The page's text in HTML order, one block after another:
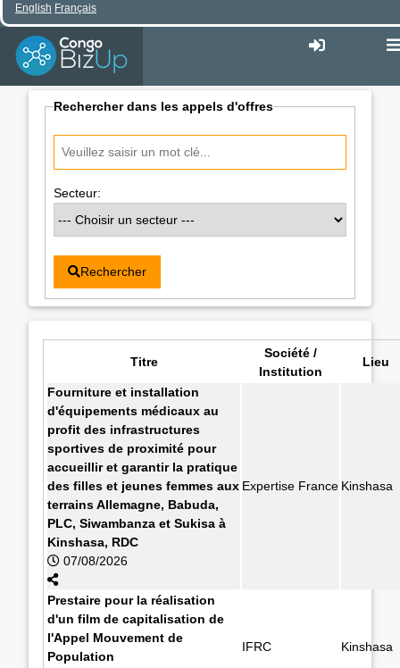
English Français
Rechercher dans les appels d'offres
Secteur:
Rechercher
Titre
Société /
Institution
Lieu
Fourniture et installation
d'équipements médicaux au
profit des infrastructures
sportives de proximité pour
accueillir et garantir la pratique
des filles et jeunes femmes aux
terrains Allemagne, Babuda,
PLC, Siwambanza et Sukisa à
Kinshasa, RDC
07/08/2026
Expertise France Kinshasa
Prestaire pour la réalisation
d'un film de capitalisation de
l'Appel Mouvement de
Population
IFRC Kinshasa